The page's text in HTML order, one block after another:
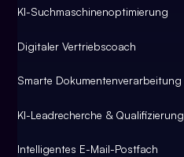
KI-Suchmaschinenoptimierung
Digitaler Vertriebscoach
Smarte Dokumentenverarbeitung
KI-Leadrecherche & Qualifizierung
Intelligentes E-Mail-Postfach